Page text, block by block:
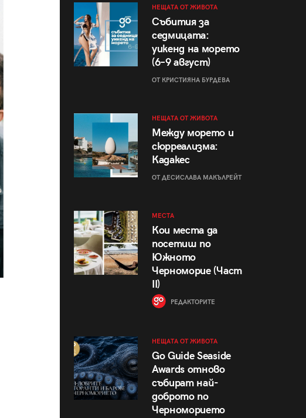
НЕЩАТА ОТ ЖИВОТА
Събития за
седмицата:
уикенд на морето
(6–9 август)
ОТ КРИСТИЯНА БУРДЕВА
НЕЩАТА ОТ ЖИВОТА
Между морето и
сюрреализма:
Кадакес
ОТ ДЕСИСЛАВА МАКЪЛРЕЙТ
МЕСТА
Кои места да
посетиш по
Южното
Черноморие (Част
II)
РЕДАКТОРИТЕ
НЕЩАТА ОТ ЖИВОТА
Go Guide Seaside
Awards отново
събират най-
доброто по
Черноморието